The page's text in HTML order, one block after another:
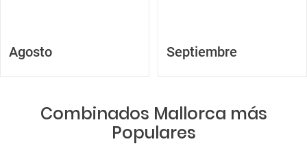
Agosto Septiembre
Combinados Mallorca más
Populares